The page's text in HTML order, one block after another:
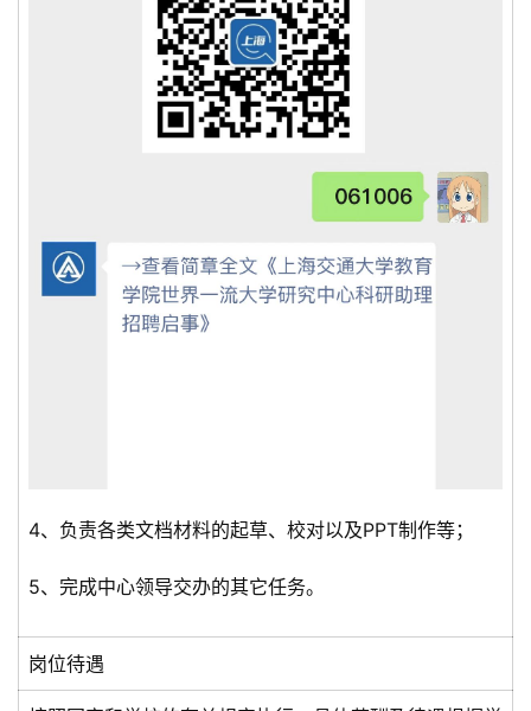
4、负责各类文档材料的起草、校对以及PPT制作等；
5、完成中心领导交办的其它任务。
岗位待遇